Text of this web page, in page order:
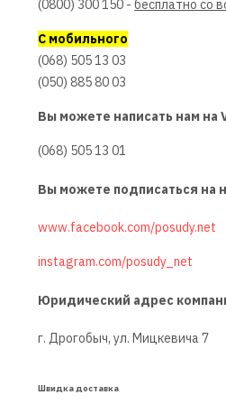
(0800) 300 150 - бесплатно со
С мобильного
(068) 505 13 03
(050) 885 80 03
Вы можете написать нам на
(068) 505 13 01
Вы можете подписаться на
www.facebook.com/posudy.net
instagram.com/posudy_net
Юридический адрес
г. Дрогобыч, ул. Мицкевича 7
Швидка доставка